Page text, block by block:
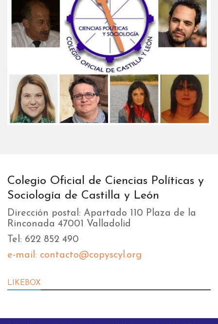
Colegio Oficial de Ciencias Políticas y
Sociología de Castilla y León
Dirección postal: Apartado 110 Plaza de la
Rinconada 47001 Valladolid
Tel: 622 852 490
e-mail: contacto@copyscyl.org
LIKEBOX